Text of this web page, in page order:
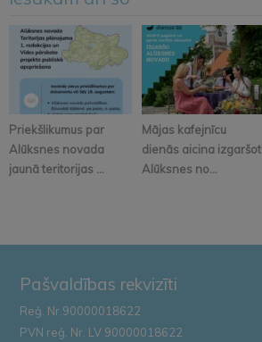
Priekšlikumus par
Alūksnes novada
jaunā teritorijas ...
Mājas kafejnīcu
dienās aicina izgaršot
Alūksnes no...
Pašvaldības rekvizīti
Reģ. Nr.90000018622
PVN reģ. Nr. LV 90000018622